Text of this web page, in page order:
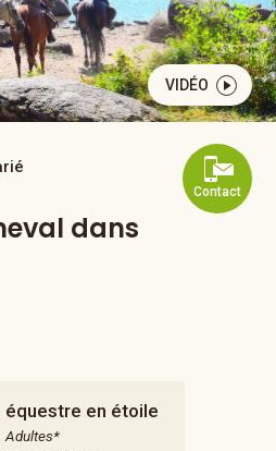
VIDÉO
Contact
dans
équestre en étoile
Adultes*